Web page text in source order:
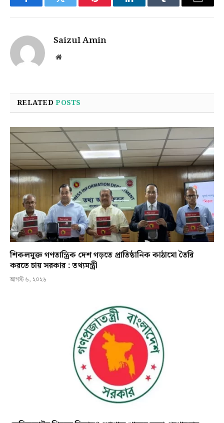
FacebookTwitter Pinterest LinkedInTumblr Email
Saizul Amin
Website
RELATEDPOSTS
শিকলমুক্ত গণতান্ত্রিক দেশ গড়তে প্রাতিষ্ঠানিক কাঠামো তৈরি
করতে চায় সরকার : তথ্যমন্ত্রী
আগস্ট ৬, ২০২৬